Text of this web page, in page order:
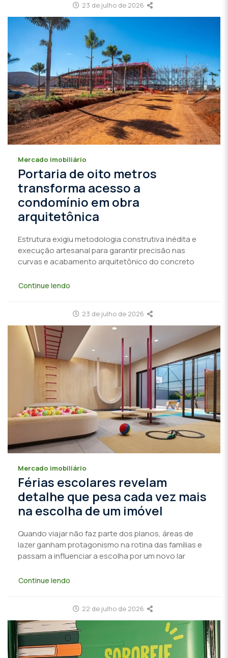
23 de julho de 2026
Mercado imobiliário
Portaria de oito metros
transforma acesso a
condomínio em obra
arquitetônica
Estrutura exigiu metodologia construtiva inédita e
execução artesanal para garantir precisão nas
curvas e acabamento arquitetônico do concreto
Continue lendo
23 de julho de 2026
Mercado imobiliário
Férias escolares revelam
detalhe que pesa cada vez mais
na escolha de um imóvel
Quando viajar não faz parte dos planos, áreas de
lazer ganham protagonismo na rotina das famílias e
passam a influenciar a escolha por um novo lar
Continue lendo
22 de julho de 2026